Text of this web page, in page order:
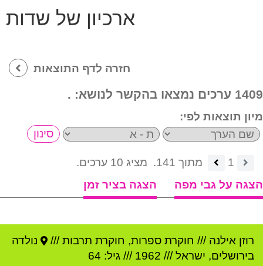
ארכיון של שדות
חזרה לדף התוצאות
1409 ערכים נמצאו בהקשר לנושא: .
מיון תוצאות לפי:
1 מתוך 141.
מציג 10 ערכים.
הצגה על גבי מפה
הצגה בציר זמן
רוזן אילנה /// חוקרת ספרות, חוקרת תרבות ///
נולדה
בירושלים, ישראל///
1962 /// גיל: 64